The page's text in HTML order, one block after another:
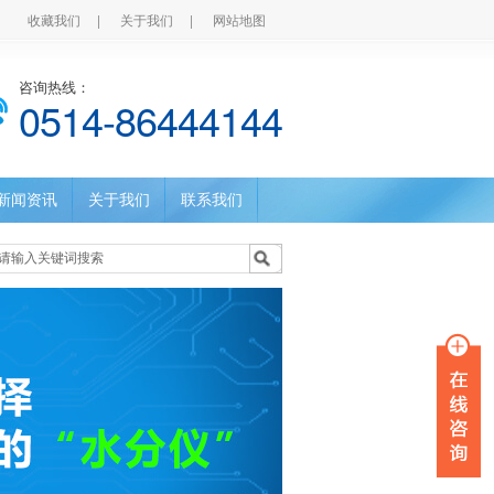
收藏我们 | 关于我们 | 网站地图
咨询热线：
0514-86444144
闻资讯 关于我们 联系我们